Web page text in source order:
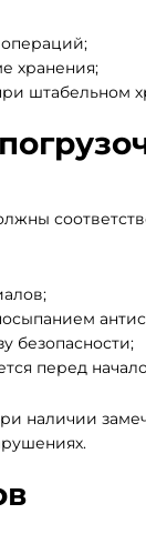
операций;
хранения;
штабельном
безопасности;
перед
наличии